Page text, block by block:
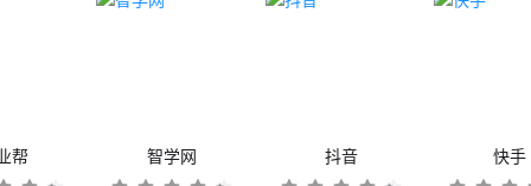
帮 智学网 抖音 快手